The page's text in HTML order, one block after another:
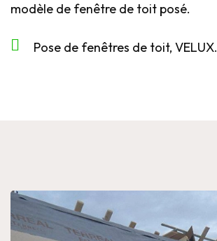
modèle de fenêtre de toit posé.
Pose de fenêtres de toit, VELUX.